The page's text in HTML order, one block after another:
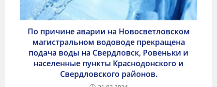
По причине аварии на Новосветловском
магистральном водоводе прекращена
подача воды на Свердловск, Ровеньки и
населенные пункты Краснодонского и
Свердловского районов.